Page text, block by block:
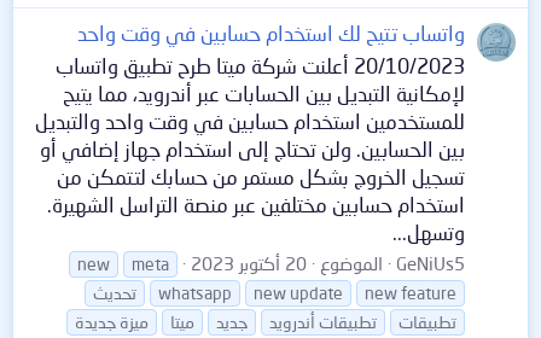
واتساب تتيح لك استخدام حسابين في وقت واحد
20/10/2023 أعلنت شركة ميتا طرح تطبيق واتساب
لإمكانية التبديل بين الحسابات عبر أندرويد، مما يتيح
للمستخدمين استخدام حسابين في وقت واحد والتبديل
بين الحسابين. ولن تحتاج إلى استخدام جهاز إضافي أو
تسجيل الخروج بشكل مستمر من حسابك لتتمكن من
استخدام حسابين مختلفين عبر منصة التراسل الشهيرة.
وتسهل...
GeNiUs5 الموضوع 20 أكتوبر 2023 meta
new
new feature
new update
whatsapp
تحديث
تطبيقات
تطبيقات أندرويد جديد ميتا
ميزة جديدة